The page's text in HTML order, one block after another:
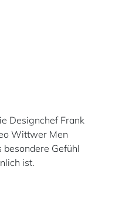
Designchef Frank
Wittwer Men
Gefühl
ist.